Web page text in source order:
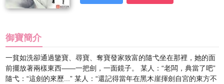
御寶簡介
一貧如洗卻通過鑒寶、尋寶、奪寶發家致富的隨弋坐在那裡，她的面
前擺放著兩樣東西——一把劍，一面鏡子。 某人：“老闆，典當了吧”
隨弋：“這劍的來歷...” 某人：“還記得當年在黑木崖揮劍自宮的東方不